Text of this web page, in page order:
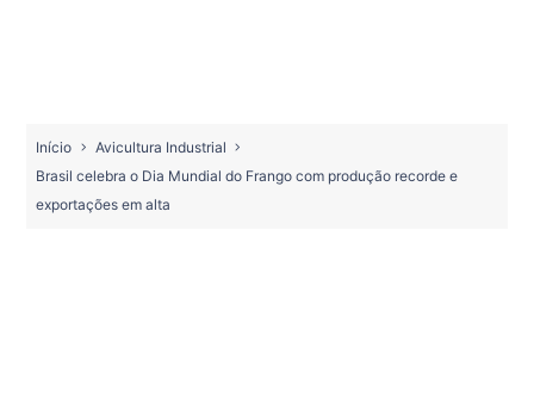
Início
Avicultura Industrial
Brasil celebra o Dia Mundial do Frango com produção recorde e
exportações em alta